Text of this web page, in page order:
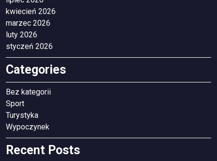
kwiecień 2026
marzec 2026
luty 2026
styczeń 2026
Categories
Bez kategorii
Sport
Turystyka
Wypoczynek
Recent Posts